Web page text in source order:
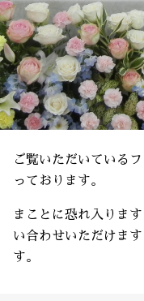
ご覧いただいている
っております。
まことに恐れ入りま
い合わせいただけま
す。